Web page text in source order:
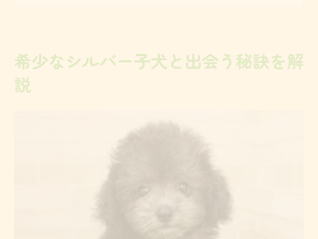
トイプードルのシルバー子犬の特徴や魅力
トイプードル選びで重視したい熊本県の視点
トイプードル購入時に押さえたい地域特性
トイプードル子犬を熊本県で探す注意点
希少なシルバー子犬と出会う秘訣を解
説